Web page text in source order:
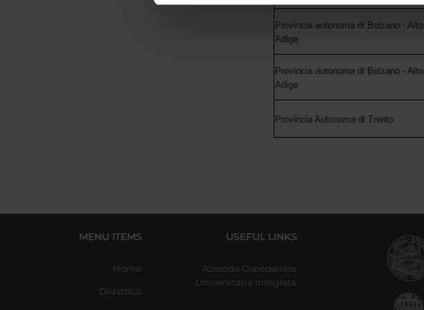
che hanno raccolto dal tuo utilizzo dei loro servizi.
Provincia autonoma di Bolzano - Alto
Adige
Provincia autonoma di Bolzano - Alto
Adige
Provincia Autonoma di Trento
MENU ITEMS
Home
Didattica
USEFUL LINKS
Azienda Ospedaliera
Universitaria Integrata